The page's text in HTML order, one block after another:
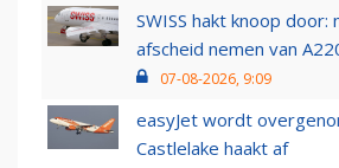
SWISS hakt knoop
afscheid nemen van
07-08-2026, 9:09
easyJet wordt
Castlelake haakt af